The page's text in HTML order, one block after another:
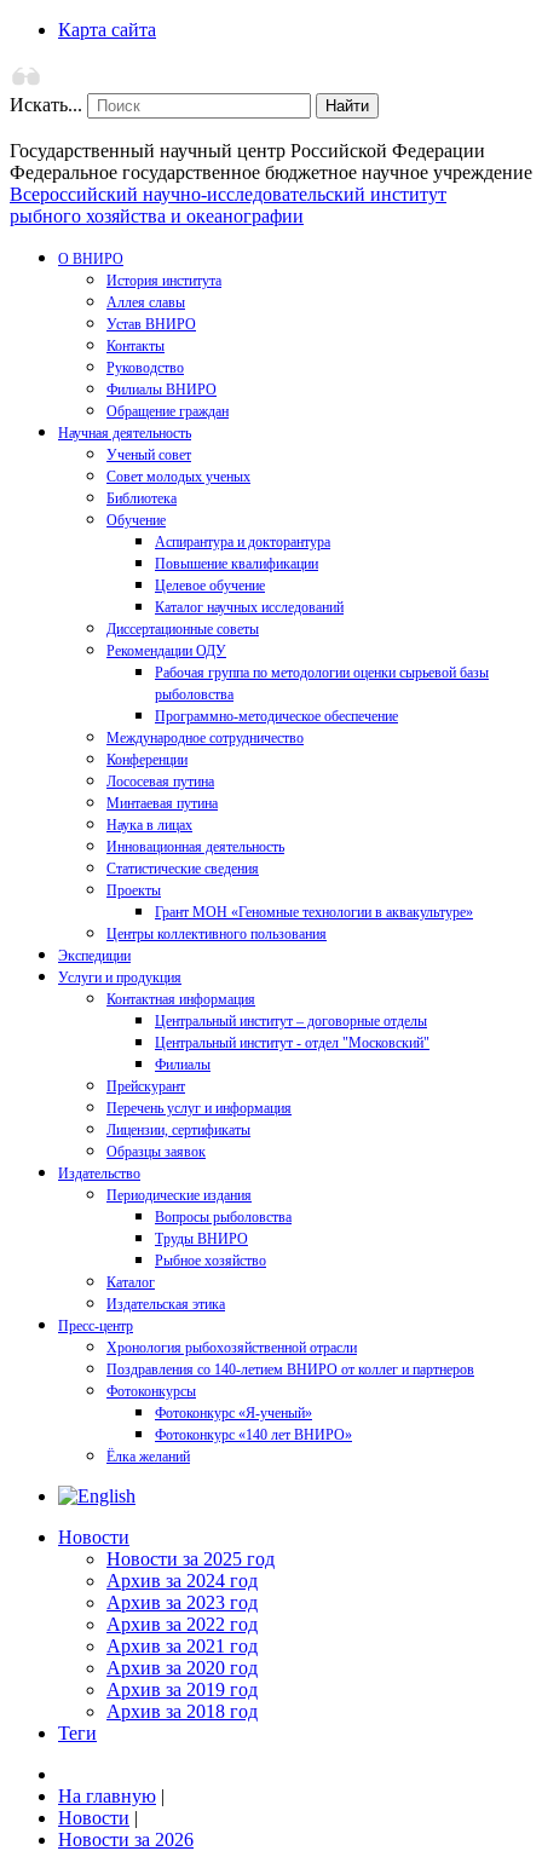
Карта сайта
Искать... Найти
Государственный научный центр Российской Федерации
Федеральное государственное бюджетное научное учреждение
Всероссийский научно-исследовательский институт
рыбного хозяйства и океанографии
О ВНИРО
История института
Аллея славы
Устав ВНИРО
Контакты
Руководство
Филиалы ВНИРО
Обращение граждан
Научная деятельность
Ученый совет
Совет молодых ученых
Библиотека
Обучение
Аспирантура и докторантура
Повышение квалификации
Целевое обучение
Каталог научных исследований
Диссертационные советы
Рекомендации ОДУ
Рабочая группа по методологии оценки сырьевой базы
рыболовства
Программно-методическое обеспечение
Международное сотрудничество
Конференции
Лососевая путина
Минтаевая путина
Наука в лицах
Инновационная деятельность
Статистические сведения
Проекты
Грант МОН «Геномные технологии в аквакультуре»
Центры коллективного пользования
Экспедиции
Услуги и продукция
Контактная информация
Центральный институт – договорные отделы
Центральный институт - отдел "Московский"
Филиалы
Прейскурант
Перечень услуг и информация
Лицензии, сертификаты
Образцы заявок
Издательство
Периодические издания
Вопросы рыболовства
Труды ВНИРО
Рыбное хозяйство
Каталог
Издательская этика
Пресс-центр
Хронология рыбохозяйственной отрасли
Поздравления со 140-летием ВНИРО от коллег и партнеров
Фотоконкурсы
Фотоконкурс «Я-ученый»
Фотоконкурс «140 лет ВНИРО»
Ёлка желаний
Новости
Новости за 2025 год
Архив за 2024 год
Архив за 2023 год
Архив за 2022 год
Архив за 2021 год
Архив за 2020 год
Архив за 2019 год
Архив за 2018 год
Теги
На главную |
Новости |
Новости за 2026